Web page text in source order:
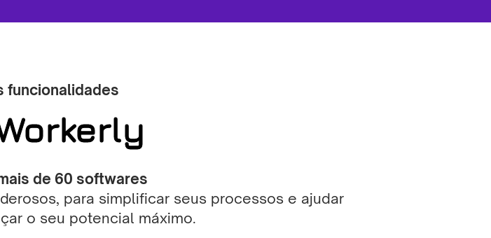
funcionalidades
de 60 softwares
para simplificar seus processos e ajudar
o seu potencial máximo.